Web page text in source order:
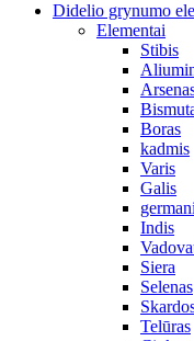
Didelio grynumo
Elementai
Stibis
Boras
kadmis
Varis
Galis
Indis
Siera
Selenas
Telūras